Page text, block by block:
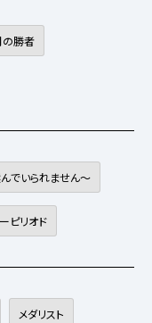
の勝者
でいられません〜
ピリオド
メダリスト